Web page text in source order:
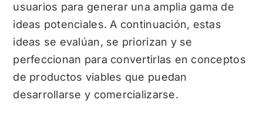
usuarios para generar una amplia gama de
ideas potenciales. A continuación, estas
ideas se evalúan, se priorizan y se
perfeccionan para convertirlas en conceptos
de productos viables que puedan
desarrollarse y comercializarse.